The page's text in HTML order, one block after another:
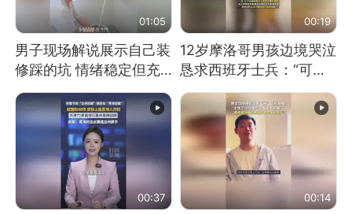
01:05
男子现场解说展示自己装
修踩的坑 情绪稳定但充
满无奈 每处都有精心设
计 但每处都有瑕疵 网
友：一开始我没笑 但看
到洗手盆我没绷住
00:19
12岁摩洛哥男孩边境哭泣
恳求西班牙士兵：“可不
可以不要把我遣返回国”
00:37 00:14